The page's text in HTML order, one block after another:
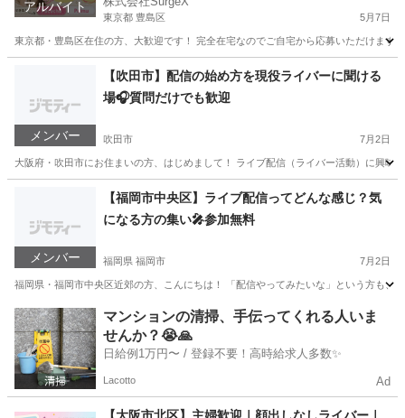
アルバイト
東京都 豊島区 5月7日
東京都・豊島区在住の方、大歓迎です！ 完全在宅なのでご自宅から応募いただけま
その他 ライバー
メンバー
【吹田市】配信の始め方を現役ライバーに聞ける
場🎧質問だけでも歓迎
吹田市 7月2日
大阪府・吹田市にお住まいの方、はじめまして！ ライブ配信（ライバー活動）に興
その他 ライバー
メンバー
【福岡市中央区】ライブ配信ってどんな感じ？気
になる方の集い🎤参加無料
福岡県 福岡市 7月2日
福岡県・福岡市中央区近郊の方、こんにちは！ 「配信やってみたいな」という方も
福岡 福岡市 その他 ライブ配信
マンションの清掃、手伝ってくれる人いま
せんか？😭🙏
日給例1万円〜 / 登録不要！高時給求人多数✨
Lacotto Ad